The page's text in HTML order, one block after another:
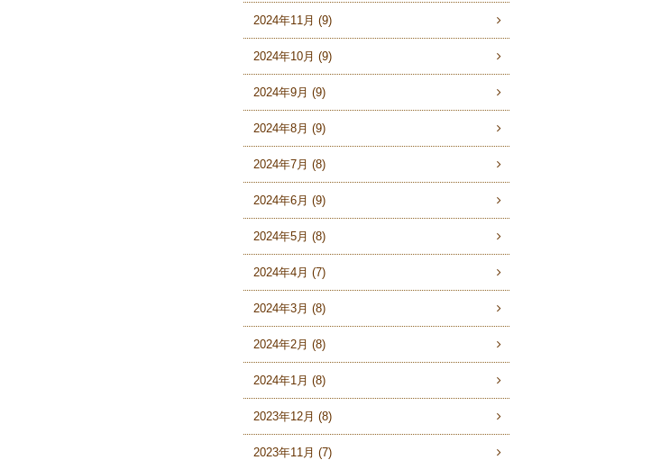
2024年11月 (9)
2024年10月 (9)
2024年9月 (9)
2024年8月 (9)
2024年7月 (8)
2024年6月 (9)
2024年5月 (8)
2024年4月 (7)
2024年3月 (8)
2024年2月 (8)
2024年1月 (8)
2023年12月 (8)
2023年11月 (7)